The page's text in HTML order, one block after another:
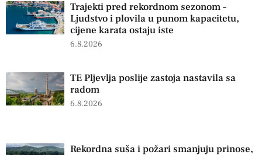
Trajekti pred rekordnom sezonom –
Ljudstvo i plovila u punom kapacitetu,
cijene karata ostaju iste
6.8.2026
TE Pljevlja poslije zastoja nastavila sa
radom
6.8.2026
Rekordna suša i požari smanjuju prinose,